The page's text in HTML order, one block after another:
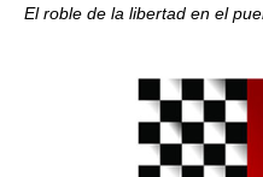
El roble de la libertad en el